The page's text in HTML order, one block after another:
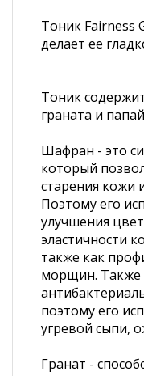
Тоник Fairness
делает ее
Тоник
граната и
Шафран - это
который
старения кожи
Поэтому его
улучшения
эластичности
также как
морщин. Также
поэтому его
угревой сыпи,
Гранат -